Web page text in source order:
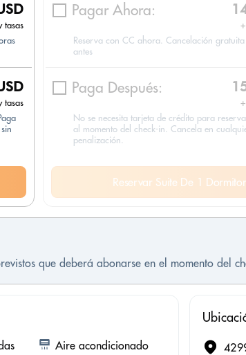
tasas
tasas
Pagar Ahora:
Reserva con CC ahora. Cancelación
antes
Paga Después:
No se necesita tarjeta de crédito para
al momento del check-in. Cancela en
penalización.
Reservar Suite De 1
que deberá abonarse en el momento del
Aire acondicionado